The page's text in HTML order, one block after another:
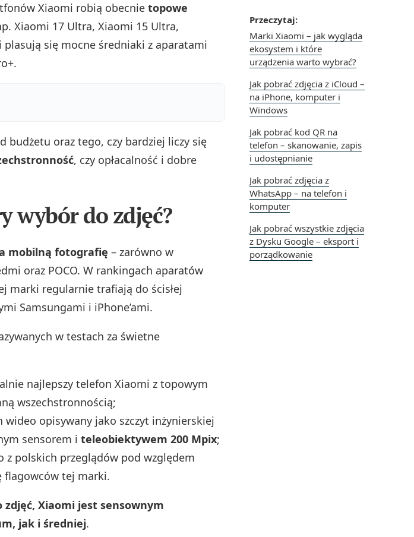
Przeczytaj:
Marki Xiaomi – jak wygląda
ekosystem i które
urządzenia warto wybrać?
Jak pobrać zdjęcia z iCloud –
na iPhone, komputer i
Windows
Jak pobrać kod QR na
telefon – skanowanie, zapis
i udostępnianie
Jak pobrać zdjęcia z
WhatsApp – na telefon i
komputer
Jak pobrać wszystkie zdjęcia
z Dysku Google – eksport i
porządkowanie
Xiaomi robią obecnie topowe
Xiaomi 17 Ultra, Xiaomi 15 Ultra,
plasują się mocne średniaki z aparatami
budżetu oraz tego, czy bardziej liczy się
, czy opłacalność i dobre
wybór do zdjęć?
mobilną fotografię – zarówno w
oraz POCO. W rankingach aparatów
marki regularnie trafiają do ścisłej
Samsungami i iPhone’ami.
w testach za świetne
najlepszy telefon Xiaomi z topowym
wszechstronnością;
wideo opisywany jako szczyt inżynierskiej
sensorem i teleobiektywem 200 Mpix;
z polskich przeglądów pod względem
flagowców tej marki.
zdjęć, Xiaomi jest sensownym
jak i średniej.